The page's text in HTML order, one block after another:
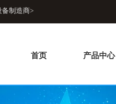
制造商>
首页 产品中心